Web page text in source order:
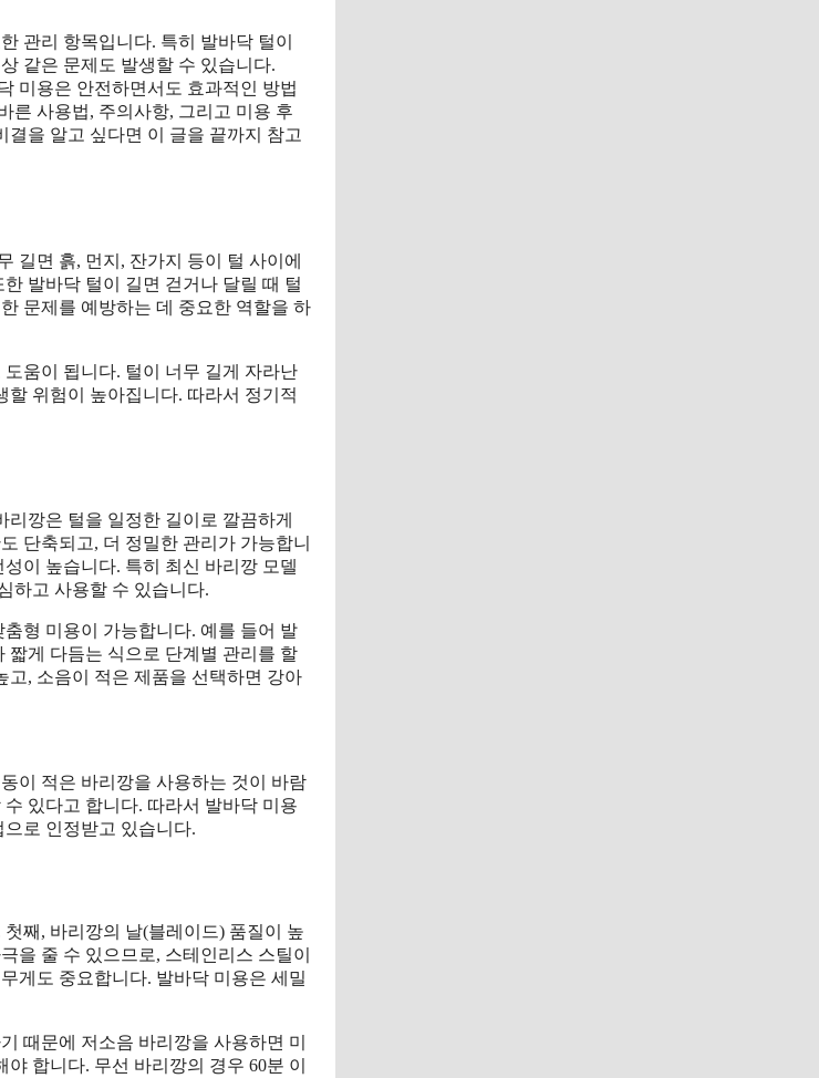
관리 항목입니다. 특히 발바닥 털이
같은 문제도 발생할 수 있습니다.
미용은 안전하면서도 효과적인 방법
른 사용법, 주의사항, 그리고 미용 후
을 알고 싶다면 이 글을 끝까지 참고
길면 흙, 먼지, 잔가지 등이 털 사이에
발바닥 털이 길면 걷거나 달릴 때 털
문제를 예방하는 데 중요한 역할을 하
움이 됩니다. 털이 너무 길게 자라난
위험이 높아집니다. 따라서 정기적
깡은 털을 일정한 길이로 깔끔하게
단축되고, 더 정밀한 관리가 가능합니
이 높습니다. 특히 최신 바리깡 모델
하고 사용할 수 있습니다.
형 미용이 가능합니다. 예를 들어 발
짧게 다듬는 식으로 단계별 관리를 할
고, 소음이 적은 제품을 선택하면 강아
이 적은 바리깡을 사용하는 것이 바람
있다고 합니다. 따라서 발바닥 미용
로 인정받고 있습니다.
째, 바리깡의 날(블레이드) 품질이 높
을 줄 수 있으므로, 스테인리스 스틸이
게도 중요합니다. 발바닥 미용은 세밀
때문에 저소음 바리깡을 사용하면 미
합니다. 무선 바리깡의 경우 60분 이